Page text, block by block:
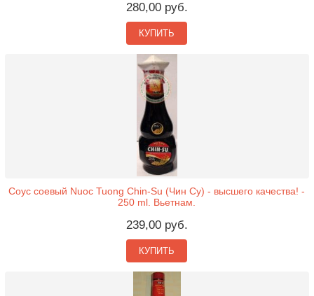
280,00 руб.
КУПИТЬ
Соус соевый Nuoc Tuong Chin-Su (Чин Су) - высшего качества! -
250 ml. Вьетнам.
239,00 руб.
КУПИТЬ